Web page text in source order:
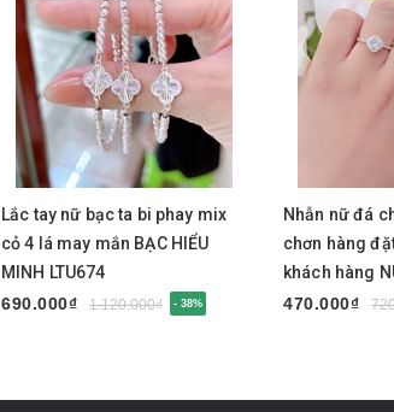
Lắc tay nữ bạc ta bi phay mix
cỏ 4 lá may mắn BẠC HIỂU
MINH LTU674
690.000₫
1.120.000₫ - 38%
Mua ngay
Nhẫn nữ đá
chơn hàng
khách hàng
470.000₫